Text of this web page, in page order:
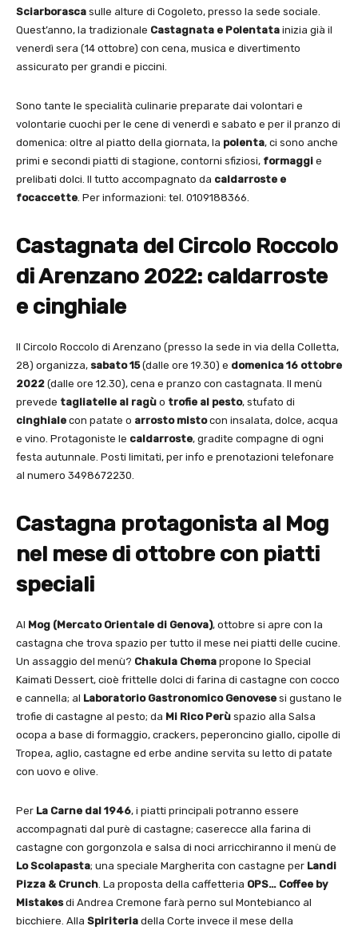
Sciarborasca sulle alture di Cogoleto, presso la sede sociale.
Quest’anno, la tradizionale Castagnata e Polentata inizia già il
venerdì sera (14 ottobre) con cena, musica e divertimento
assicurato per grandi e piccini.
Sono tante le specialità culinarie preparate dai volontari e
volontarie cuochi per le cene di venerdì e sabato e per il pranzo di
domenica: oltre al piatto della giornata, la polenta, ci sono anche
primi e secondi piatti di stagione, contorni sfiziosi, formaggi e
prelibati dolci. Il tutto accompagnato da caldarroste e
focaccette . Per informazioni: tel. 0109188366.
Castagnata del Circolo Roccolo
di Arenzano 2022: caldarroste
e cinghiale
Il Circolo Roccolo di Arenzano (presso la sede in via della Colletta,
28) organizza, sabato 15(dalle ore 19.30) e domenica 16 ottobre
2022 (dalle ore 12.30), cena e pranzo con castagnata. Il menù
prevede tagliatelle al ragù o trofie al pesto, stufato di
cinghiale con patate o arrosto mistocon insalata, dolce, acqua
e vino. Protagoniste le caldarroste, gradite compagne di ogni
festa autunnale. Posti limitati, per info e prenotazioni telefonare
al numero 3498672230.
Castagna protagonista al Mog
nel mese di ottobre con piatti
speciali
Al Mog (Mercato Orientale di Genova), ottobre si apre con la
castagna che trova spazio per tutto il mese nei piatti delle cucine.
Un assaggio del menù? Chakula Chema propone lo Special
Kaimati Dessert, cioè frittelle dolci di farina di castagne con cocco
e cannella; al Laboratorio Gastronomico Genovese si gustano le
trofie di castagne al pesto; da Mi Rico Perù spazio alla Salsa
ocopa a base di formaggio, crackers, peperoncino giallo, cipolle di
Tropea, aglio, castagne ed erbe andine servita su letto di patate
con uovo e olive.
Per La Carne dal 1946, i piatti principali potranno essere
accompagnati dal purè di castagne; caserecce alla farina di
castagne con gorgonzola e salsa di noci arricchiranno il menù de
Lo Scolapasta; una speciale Margherita con castagne per Landi
Pizza & Crunch . La proposta della caffetteria OPS… Coffee by
Mistakesdi Andrea Cremone farà perno sul Montebianco al
bicchiere. Alla Spiriteria della Corte invece il mese della